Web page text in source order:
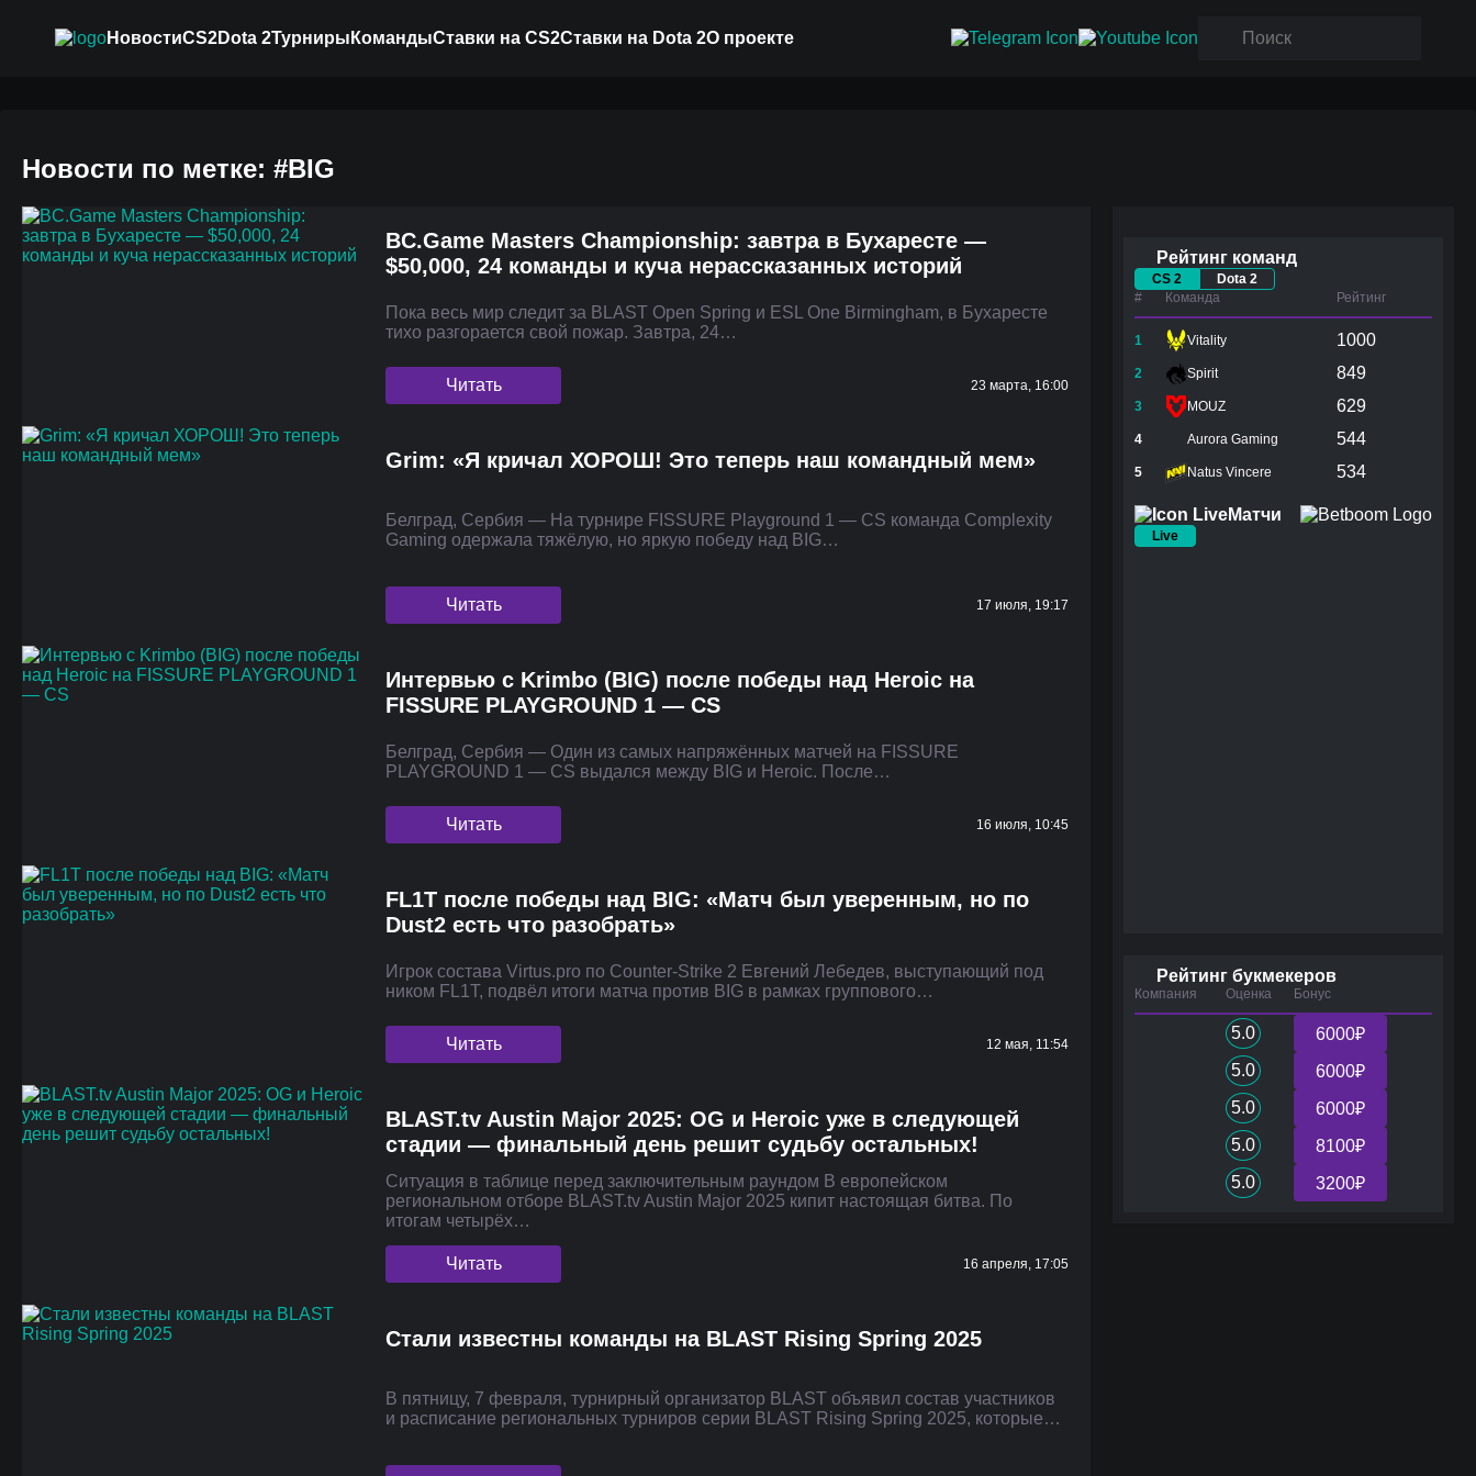
НовостиCS2Dota 2Турниры КомандыСтавки на CS2Ставки на Dota 2О проекте
Новости по метке: #BIG
BC.Game Masters Championship: завтра в Бухаресте —
$50,000, 24 команды и куча нерассказанных историй
Пока весь мир следит за BLAST Open Spring и ESL One Birmingham, в Бухаресте
тихо разгорается свой пожар. Завтра, 24…
Читать 23 марта, 16:00
Grim: «Я кричал ХОРОШ! Это теперь наш командный мем»
Белград, Сербия — На турнире FISSURE Playground 1 — CS команда Complexity
Gaming одержала тяжёлую, но яркую победу над BIG…
Читать 17 июля, 19:17
Интервью с Krimbo (BIG) после победы над Heroic на
FISSURE PLAYGROUND 1 — CS
Белград, Сербия — Один из самых напряжённых матчей на FISSURE
PLAYGROUND 1 — CS выдался между BIG и Heroic. После…
Читать 16 июля, 10:45
FL1T после победы над BIG: «Матч был уверенным, но по
Dust2 есть что разобрать»
Игрок состава Virtus.pro по Counter-Strike 2 Евгений Лебедев, выступающий под
ником FL1T, подвёл итоги матча против BIG в рамках группового…
Читать 12 мая, 11:54
BLAST.tv Austin Major 2025: OG и Heroic уже в следующей
стадии — финальный день решит судьбу остальных!
Ситуация в таблице перед заключительным раундом В европейском
региональном отборе BLAST.tv Austin Major 2025 кипит настоящая битва. По
итогам четырёх…
Читать 16 апреля, 17:05
Стали известны команды на BLAST Rising Spring 2025
В пятницу, 7 февраля, турнирный организатор BLAST объявил состав участников
и расписание региональных турниров серии BLAST Rising Spring 2025, которые…
Рейтинг команд
CS 2
Dota 2
#
Команда Рейтинг
1 Vitality 1000
2 Spirit 849
3 MOUZ 629
4 Aurora Gaming 544
5 Natus Vincere 534
Матчи
Live
Рейтинг букмекеров
Компания Оценка Бонус
5.0
6000₽
5.0
6000₽
5.0
6000₽
5.0
8100₽
5.0
3200₽